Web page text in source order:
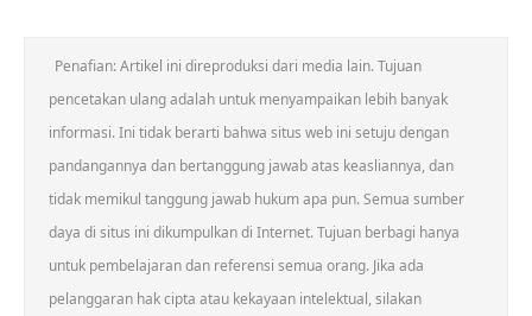
Penafian: Artikel ini direproduksi dari media lain. Tujuan
pencetakan ulang adalah untuk menyampaikan lebih banyak
informasi. Ini tidak berarti bahwa situs web ini setuju dengan
pandangannya dan bertanggung jawab atas keasliannya, dan
tidak memikul tanggung jawab hukum apa pun. Semua sumber
daya di situs ini dikumpulkan di Internet. Tujuan berbagi hanya
untuk pembelajaran dan referensi semua orang. Jika ada
pelanggaran hak cipta atau kekayaan intelektual, silakan